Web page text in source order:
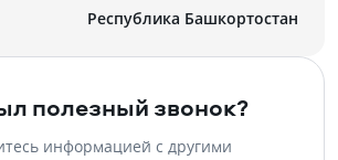
Республика Башкортостан
полезный звонок?
информацией с другими